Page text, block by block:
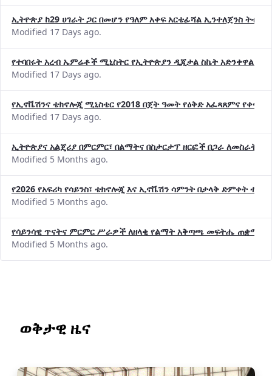
ኢትዮጵያ ከ29 ሀገራት ጋር በመሆን የዓለም አቀፍ አርቴፊሻል ኢንተለጀንስ
Modified 17 Days ago.
የተባበሩት አረብ ኤምሬቶች ሚኒስትር የኢትዮጵያን ዲጂታል ስኬት አድንቀዋል
Modified 17 Days ago.
የኢኖቬሽንና ቴክኖሎጂ ሚኒስቴር የ2018 በጀት ዓመት የዕቅድ አፈጻጸምና
Modified 17 Days ago.
ኢትዮጵያና አልጄሪያ በምርምር፣ በልማትና በስታርታፕ ዘርፎች በጋራ ለመስራት
Modified 5 Months ago.
የ2026 የአፍሪካ የሳይንስ፣ ቴክኖሎጂ እና ኢኖቬሽን ሳምንት በታላቅ ድምቀት
Modified 5 Months ago.
የሳይንሳዊ ጥናትና ምርምር ሥራዎች ለዘላቂ የልማት አቅጣጫ መፍትሔ ጠቋሚ
Modified 5 Months ago.
ወቅታዊ ዜና